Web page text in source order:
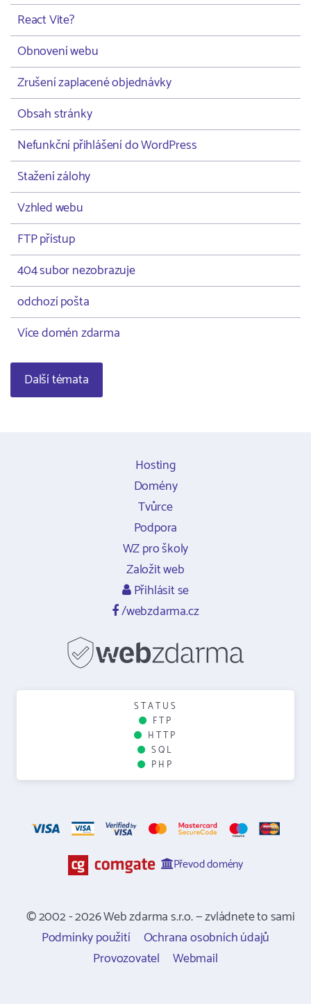
React Vite?
Obnovení webu
Zrušení zaplacené objednávky
Obsah stránky
Nefunkční přihlášení do WordPress
Stažení zálohy
Vzhled webu
FTP přístup
404 subor nezobrazuje
odchozí pošta
Více domén zdarma
Další témata
Hosting
Domény
Tvůrce
Podpora
WZ pro školy
Založit web
Přihlásit se
/webzdarma.cz
STATUS
FTP
HTTP
SQL
PHP
Převod domény
© 2002 - 2026 Web zdarma s.r.o. — zvládnete to sami
Podmínky použití
Ochrana osobních údajů
Provozovatel
Webmail